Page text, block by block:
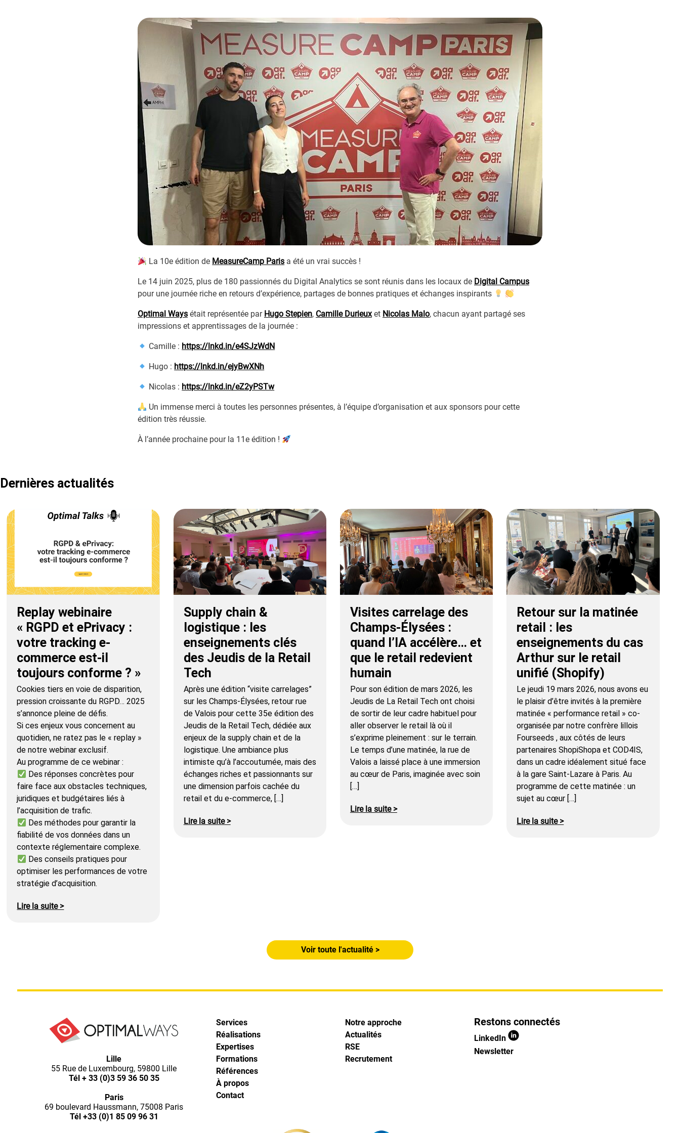
La 10e édition de MeasureCamp Paris a été un vrai succès !
Le 14 juin 2025, plus de 180 passionnés du Digital Analytics se sont réunis dans les locaux de Digital Campus
pour une journée riche en retours d’expérience, partages de bonnes pratiques et échanges inspirants
Optimal Ways était représentée par Hugo Stepien, Camille Durieuxet Nicolas Malo, chacun ayant partagé ses
impressions et apprentissages de la journée :
Camille : https://lnkd.in/e4SJzWdN
Hugo : https://lnkd.in/ejyBwXNh
Nicolas : https://lnkd.in/eZ2yPSTw
Un immense merci à toutes les personnes présentes, à l’équipe d’organisation et aux sponsors pour cette
édition très réussie.
À l’année prochaine pour la 11e édition !
Dernières actualités
Replay webinaire
« RGPD et ePrivacy :
votre tracking e-
commerce est-il
toujours conforme ? »
Cookies tiers en voie de disparition,
pression croissante du RGPD… 2025
s’annonce pleine de défis.
Si ces enjeux vous concernent au
quotidien, ne ratez pas le « replay »
de notre webinar exclusif.
Au programme de ce webinar :
Des réponses concrètes pour
faire face aux obstacles techniques,
juridiques et budgétaires liés à
l’acquisition de trafic.
Des méthodes pour garantir la
fiabilité de vos données dans un
contexte réglementaire complexe.
Des conseils pratiques pour
optimiser les performances de votre
stratégie d’acquisition.
Lire la suite >
Supply chain &
logistique : les
enseignements clés
des Jeudis de la Retail
Tech
Après une édition “visite carrelages”
sur les Champs-Élysées, retour rue
de Valois pour cette 35e édition des
Jeudis de la Retail Tech, dédiée aux
enjeux de la supply chain et de la
logistique. Une ambiance plus
intimiste qu’à l’accoutumée, mais des
échanges riches et passionnants sur
une dimension parfois cachée du
retail et du e-commerce, […]
Lire la suite >
Visites carrelage des
Champs-Élysées :
quand l’IA accélère… et
que le retail redevient
humain
Pour son édition de mars 2026, les
Jeudis de La Retail Tech ont choisi
de sortir de leur cadre habituel pour
aller observer le retail là où il
s’exprime pleinement : sur le terrain.
Le temps d’une matinée, la rue de
Valois a laissé place à une immersion
au cœur de Paris, imaginée avec soin
[…]
Lire la suite >
Retour sur la matinée
retail : les
enseignements du cas
Arthur sur le retail
unifié (Shopify)
Le jeudi 19 mars 2026, nous avons eu
le plaisir d’être invités à la première
matinée « performance retail » co-
organisée par notre confrère lillois
Fourseeds , aux côtés de leurs
partenaires ShopiShopa et COD4IS,
dans un cadre idéalement situé face
à la gare Saint-Lazare à Paris. Au
programme de cette matinée : un
sujet au cœur […]
Lire la suite >
Voir toute l'actualité >
Optimal
Ways,
l'agence
Lille
55 Rue de Luxembourg, 59800 Lille
Tél + 33 (0)3 59 36 50 35
Paris
69 boulevard Haussmann, 75008 Paris
Tél +33 (0)1 85 09 96 31
Services
Réalisations
Expertises
Formations
Références
À propos
Contact
Notre approche
Actualités
RSE
Recrutement
Restons connectés
LinkedIn
Newsletter